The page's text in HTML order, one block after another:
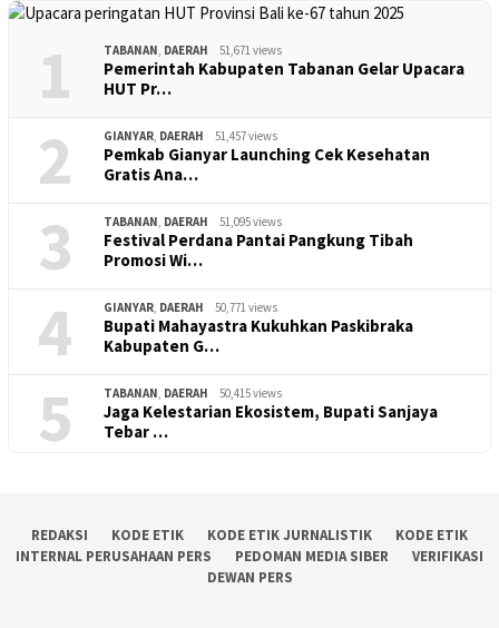
1 TABANAN, DAERAH 51,671 views
Pemerintah Kabupaten Tabanan Gelar Upacara
HUT Pr…
2 GIANYAR, DAERAH 51,457 views
Pemkab Gianyar Launching Cek Kesehatan
Gratis Ana…
3 TABANAN, DAERAH 51,095 views
Festival Perdana Pantai Pangkung Tibah
Promosi Wi…
4 GIANYAR, DAERAH 50,771 views
Bupati Mahayastra Kukuhkan Paskibraka
Kabupaten G…
5 TABANAN, DAERAH 50,415 views
Jaga Kelestarian Ekosistem, Bupati Sanjaya
Tebar …
REDAKSI KODE ETIK KODE ETIK JURNALISTIK
KODE ETIK
INTERNAL PERUSAHAAN PERS
PEDOMAN MEDIA SIBER
VERIFIKASI
DEWAN PERS